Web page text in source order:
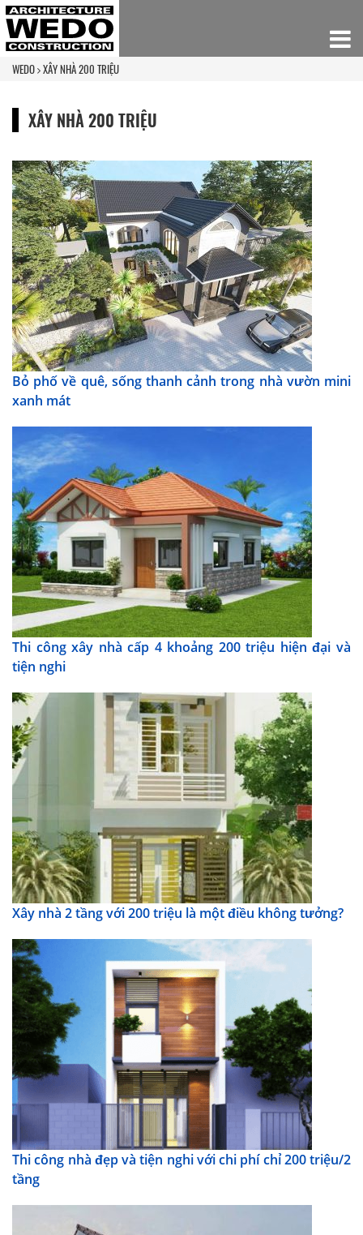
WEDO XÂY NHÀ 200 TRIỆU
XÂY NHÀ 200 TRIỆU
Bỏ phố về quê, sống thanh cảnh trong nhà vườn mini
xanh mát
Thi công xây nhà cấp 4 khoảng 200 triệu hiện đại và
tiện nghi
Xây nhà 2 tầng với 200 triệu là một điều không tưởng?
Thi công nhà đẹp và tiện nghi với chi phí chỉ 200 triệu/2
tầng